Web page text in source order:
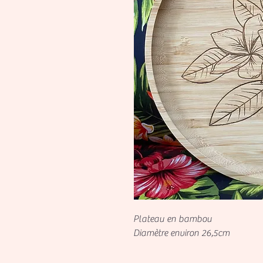
Plateau en bambou
Diamètre environ 26,5cm